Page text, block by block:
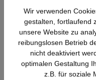
Stahl-
Wir verwenden
gestalten, fortlaufend
unsere Website zu
reibungslosen Betrieb
nicht deaktiviert
optimalen Gestaltung
z.B. für soziale